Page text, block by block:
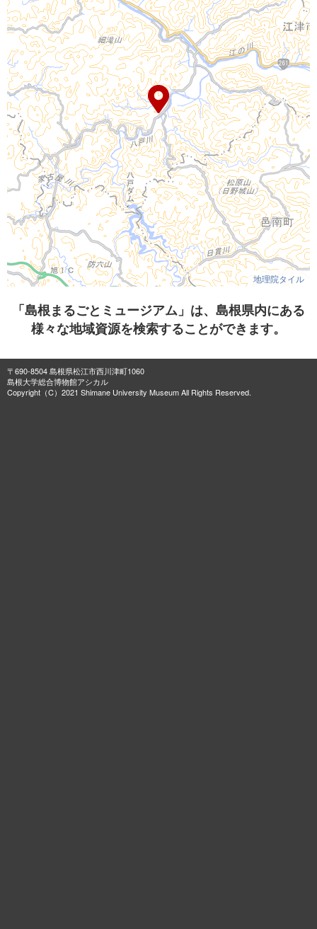
地理院タイル
「島根まるごとミュージアム」は、島根県内にある
様々な地域資源を検索することができます。
〒690-8504 島根県松江市西川津町1060
島根大学総合博物館アシカル
Copyright（C）2021 Shimane University Museum All Rights Reserved.